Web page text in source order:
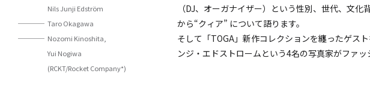
（DJ、オーガナイザー）という性別、世代、文
から“クィア” について語ります。
そして「TOGA」新作コレクションを纏ったゲス
ンジ・エドストロームという4名の写真家がファ
Nils Junji Edström
Taro Okagawa
Nozomi Kinoshita,
Yui Nogiwa
(RCKT/Rocket Company*)